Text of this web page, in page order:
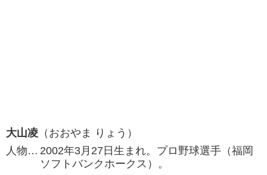
大山凌 （おおやま りょう）
人物… 2002年3月27日生まれ。プロ野球選手（福岡
ソフトバンクホークス）。